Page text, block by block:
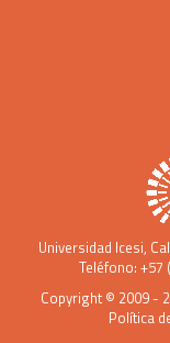
Universidad Icesi,
Teléfono: +57
Copyright © 2009 -
Política